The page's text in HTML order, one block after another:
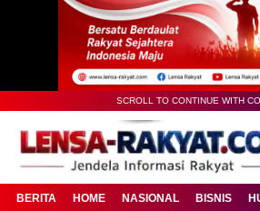
SCROLL TO CONTINUE WITH
BERITA HOME NASIONAL BISNIS